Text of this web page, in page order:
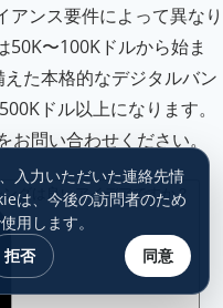
ンス要件によって異なり
50K〜100Kドルから始ま
えた本格的なデジタルバン
ドル以上になります。
問い合わせください。
グは良いアイデアですか？
入力いただいた連絡先情
は、今後の訪問者のため
用します。
拒否 同意